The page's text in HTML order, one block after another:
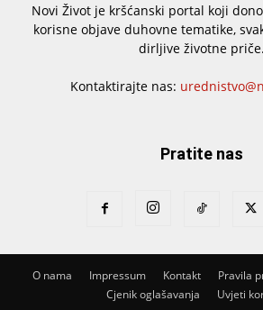
Novi Život je kršćanski portal koji
korisne objave duhovne tematike,
dirljive životne priče.
Kontaktirajte nas:
Pratite nas
O nama Impressum Kontakt
Pravila
Cjenik oglašavanja
Uvjeti